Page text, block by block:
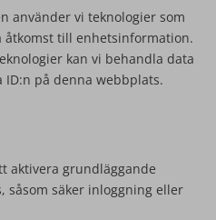
använder vi teknologier som
åtkomst till enhetsinformation.
kan vi behandla data
på denna webbplats.
aktivera grundläggande
säker inloggning eller